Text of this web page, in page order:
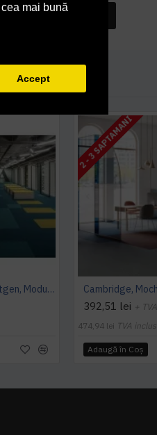
mai bună
Accept
ACEST PRODUS
Mocheta Millennium Nxtgen, Modulyss
2 - 3 SAPTAMANI
392,51 lei + TVA
474,94 lei TVA inclus
Adaugă în Coş